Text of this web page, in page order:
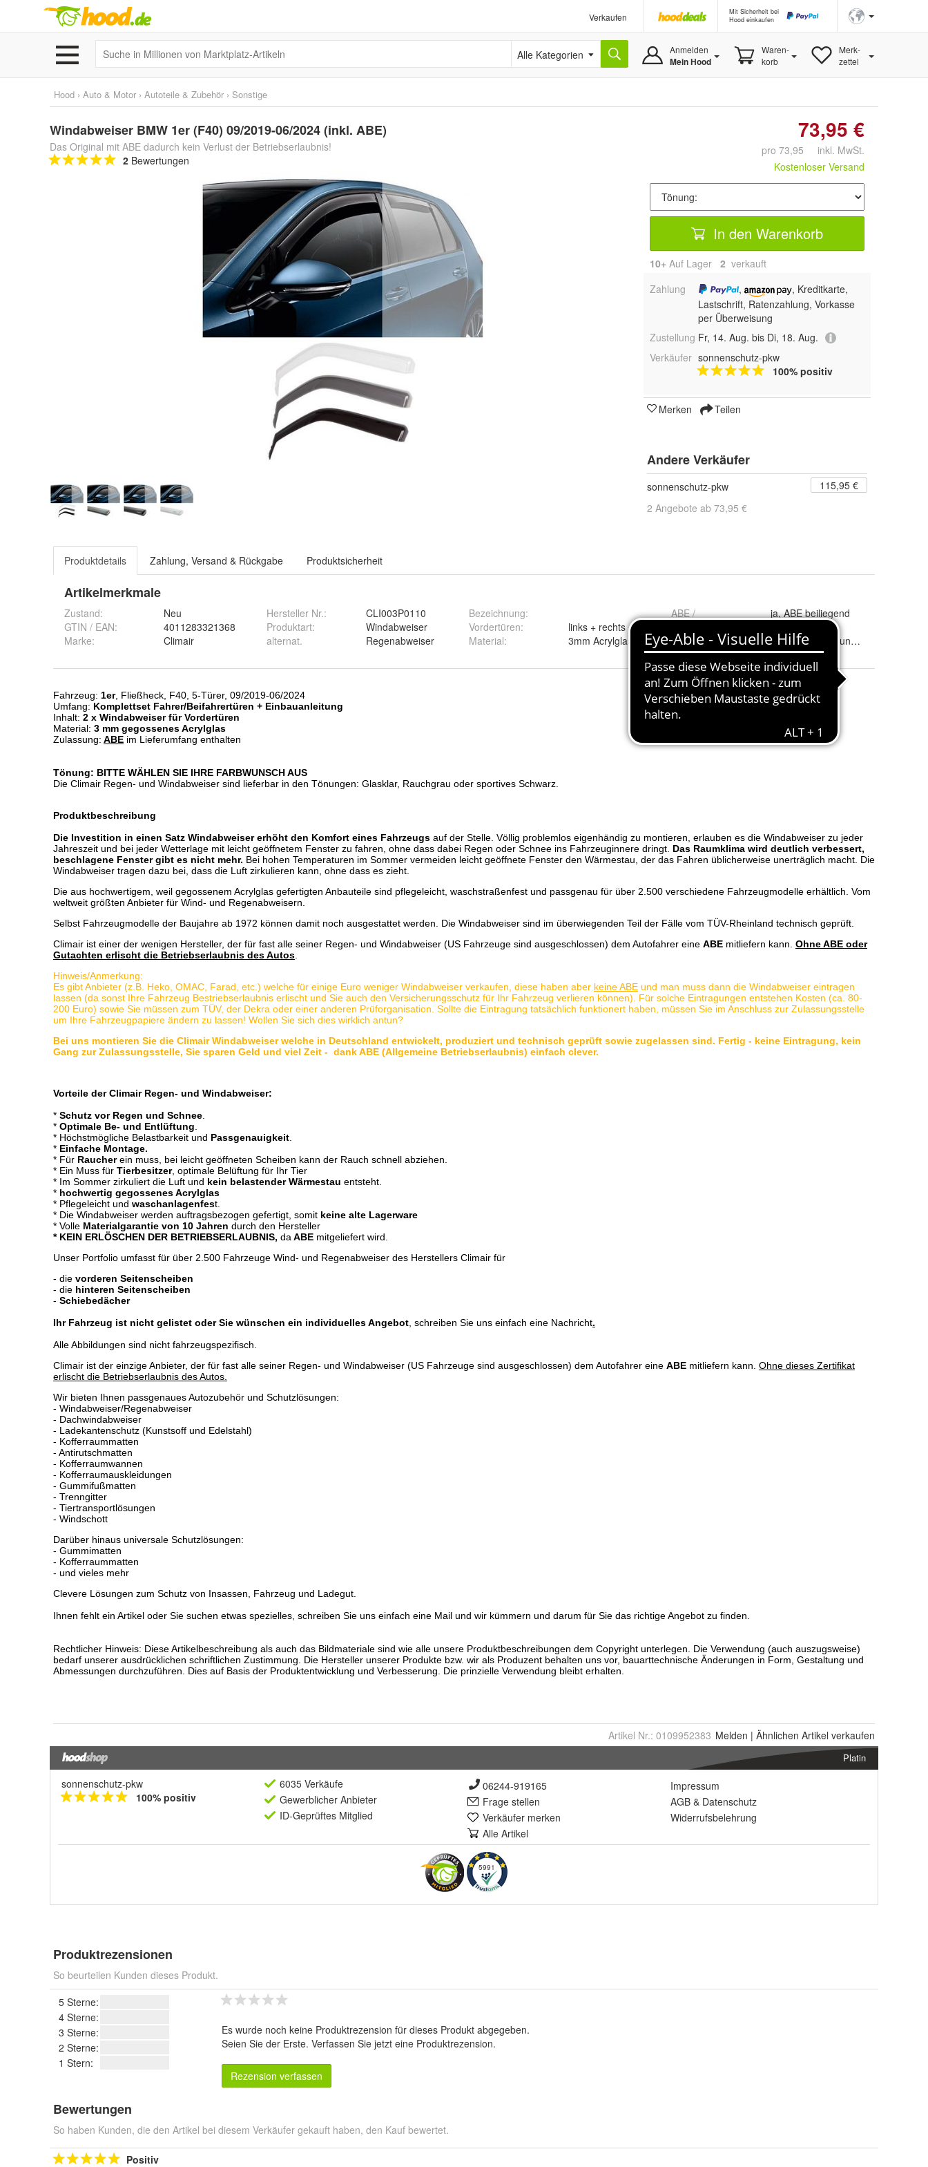
Verkaufen
Mit Sicherheit bei
Hood einkaufen
Alle Kategorien Anmelden
Mein Hood
Waren-
korb
Merk-
zettel
Hood › Auto & Motor › Autoteile & Zubehör › Sonstige
Windabweiser BMW 1er (F40) 09/2019-06/2024 (inkl. ABE)
Das Original mit ABE dadurch kein Verlust der Betriebserlaubnis!
2 Bewertungen
73,95 €
pro 73,95 inkl. MwSt.
Kostenloser Versand
In den Warenkorb
10+ Auf Lager 2 verkauft
Zahlung
,
, Kreditkarte,
Lastschrift, Ratenzahlung, Vorkasse
per Überweisung
Zustellung Fr, 14. Aug. bis Di, 18. Aug.
Verkäufer sonnenschutz-pkw
100% positiv
Merken Teilen
Andere Verkäufer
sonnenschutz-pkw
115,95 €
2 Angebote ab 73,95 €
Produktdetails Zahlung, Versand & Rückgabe Produktsicherheit
Artikelmerkmale
Zustand:
Neu
GTIN / EAN:
4011283321368
Marke:
Climair
Hersteller Nr.:
CLI003P0110
Produktart:
Windabweiser
alternat.
Bezeichnung:
Regenabweiser
Vordertüren:
links + rechts
Material: 3mm Acrylglas
ABE /
ja, ABE beiliegend
Tönung
rauchgrau, klar und schwarz
Artikel Nr.: 0109952383 Melden | Ähnlichen Artikel verkaufen
Platin
sonnenschutz-pkw
100% positiv
6035 Verkäufe
Gewerblicher Anbieter
ID-Geprüftes Mitglied
06244-919165
Frage stellen
Verkäufer merken
Alle Artikel
Impressum
AGB & Datenschutz
Widerrufsbelehrung
5991
Produktrezensionen
So beurteilen Kunden dieses Produkt.
5 Sterne:
4 Sterne:
3 Sterne:
2 Sterne:
1 Stern:
Es wurde noch keine Produktrezension für dieses Produkt abgegeben.
Seien Sie der Erste. Verfassen Sie jetzt eine Produktrezension.
Rezension verfassen
Bewertungen
So haben Kunden, die den Artikel bei diesem Verkäufer gekauft haben, den Kauf bewertet.
Positiv